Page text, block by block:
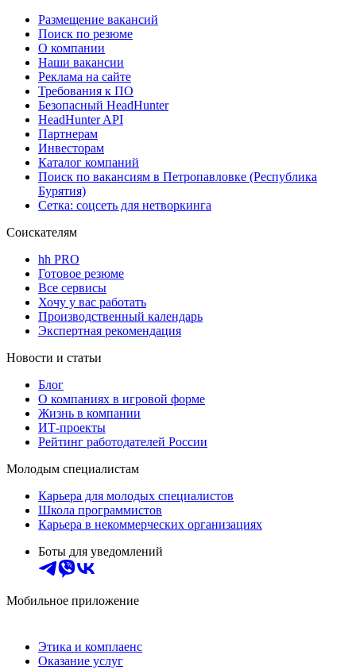
Размещение вакансий
Поиск по резюме
О компании
Наши вакансии
Реклама на сайте
Требования к ПО
Безопасный HeadHunter
HeadHunter API
Партнерам
Инвесторам
Каталог компаний
Поиск по вакансиям в Петропавловке (Республика
Бурятия)
Сетка: соцсеть для нетворкинга
Соискателям
hh PRO
Готовое резюме
Все сервисы
Хочу у вас работать
Производственный календарь
Экспертная рекомендация
Новости и статьи
Блог
О компаниях в игровой форме
Жизнь в компании
ИТ-проекты
Рейтинг работодателей России
Молодым специалистам
Карьера для молодых специалистов
Школа программистов
Карьера в некоммерческих организациях
Боты для уведомлений
Мобильное приложение
Этика и комплаенс
Оказание услуг